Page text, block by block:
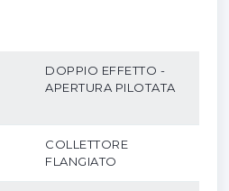
DOPPIO EFFETTO -
APERTURA PILOTATA
COLLETTORE
FLANGIATO